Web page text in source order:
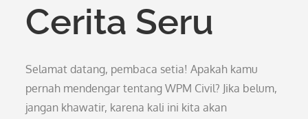
Cerita Seru
Selamat datang, pembaca setia! Apakah kamu
pernah mendengar tentang WPM Civil? Jika belum,
jangan khawatir, karena kali ini kita akan